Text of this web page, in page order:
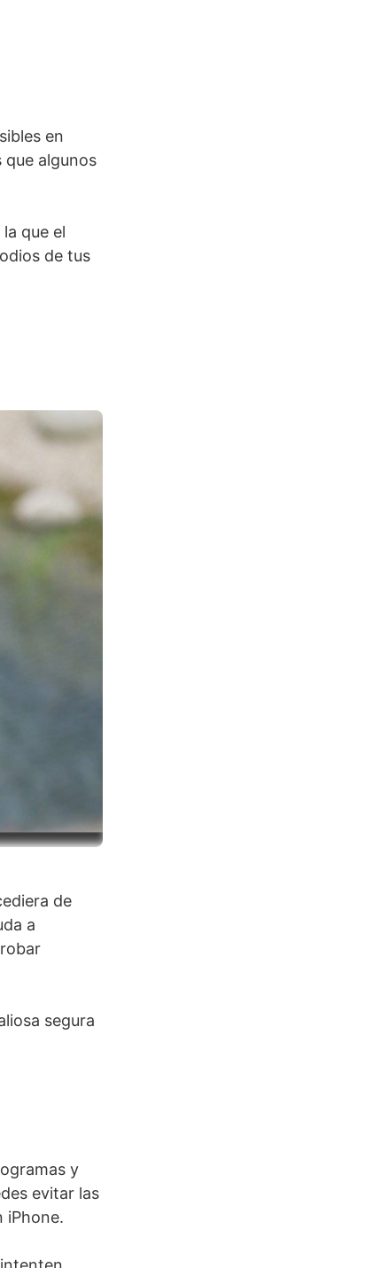
en
que algunos
que el
de tus
de
a
segura
y
evitar las
iPhone.